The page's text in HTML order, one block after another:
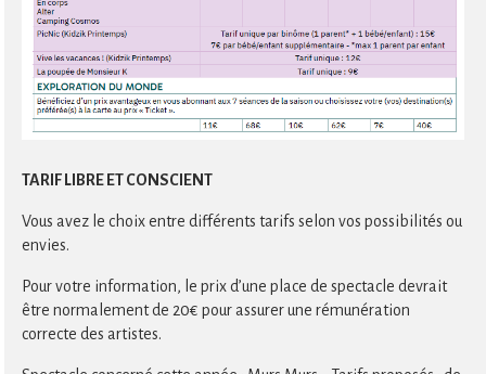
TARIF LIBRE ET CONSCIENT
Vous avez le choix entre différents tarifs selon vos possibilités ou
envies.
Pour votre information, le prix d’une place de spectacle devrait
être normalement de 20€ pour assurer une rémunération
correcte des artistes.